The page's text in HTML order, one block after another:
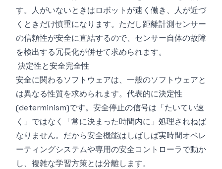
す。人がいないときはロボットが速く働き、人が近づ
くときだけ慎重になります。ただし距離計測センサー
の信頼性が安全に直結するので、センサー自体の故障
を検出する冗長化が併せて求められます。
決定性と安全完全性
安全に関わるソフトウェアは、一般のソフトウェアと
は異なる性質を求められます。代表的に決定性
(determinism)です。安全停止の信号は「たいてい速
く」ではなく「常に決まった時間内に」処理されねば
なりません。だから安全機能はしばしば実時間オペレ
ーティングシステムや専用の安全コントローラで動か
し、複雑な学習方策とは分離します。